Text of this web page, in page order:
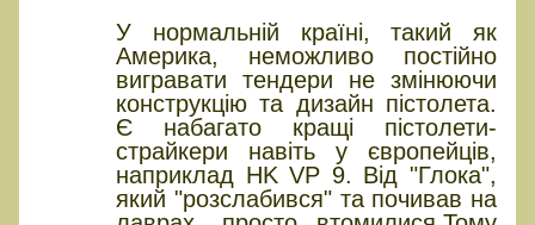
У нормальній країні, такий як
Америка, неможливо постійно
вигравати тендери не змінюючи
конструкцію та дизайн пістолета.
Є набагато кращі пістолети-
страйкери навіть у європейців,
наприклад HK VP 9. Від "Глока",
який "розслабився" та почивав на